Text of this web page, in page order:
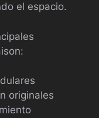
el espacio.
originales